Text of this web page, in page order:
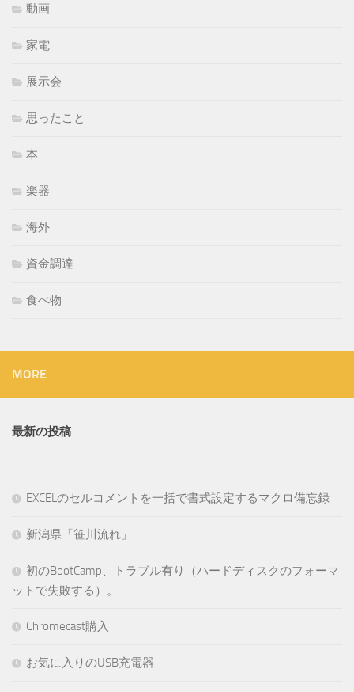
動画
家電
展示会
思ったこと
本
楽器
海外
資金調達
食べ物
MORE
最新の投稿
EXCELのセルコメントを一括で書式設定するマクロ備忘録
新潟県「笹川流れ」
初のBootCamp、トラブル有り（ハードディスクのフォーマ
ットで失敗する）。
Chromecast購入
お気に入りのUSB充電器